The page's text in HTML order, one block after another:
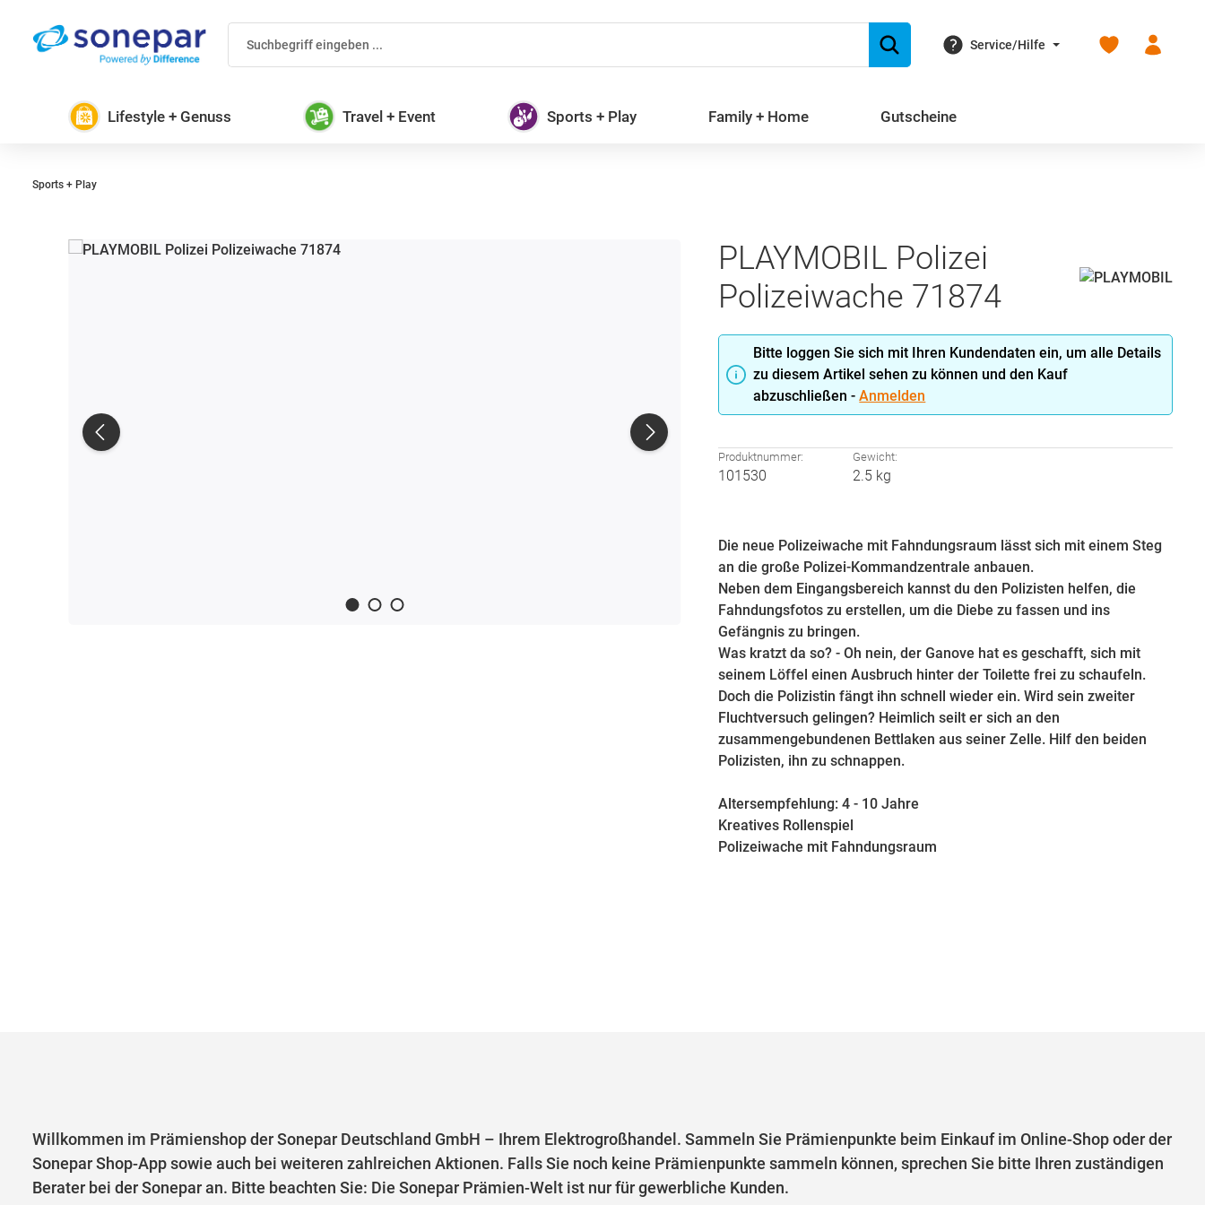
Hauptinhalt springen
Zur Suche springen
Zur Hauptnavigation springen
Service/Hilfe
Du hast 0
Lifestyle + Genuss Travel + Event Sports + Play Family + Home Gutscheine
Sports + Play
PLAYMOBIL Polizei
Polizeiwache 71874
Bitte loggen Sie sich mit Ihren Kundendaten ein, um alle Details
zu diesem Artikel sehen zu können und den Kauf
abzuschließen -Anmelden
Produktnummer:
101530
Gewicht:
2.5 kg
Die neue Polizeiwache mit Fahndungsraum lässt sich mit einem Steg
an die große Polizei-Kommandzentrale anbauen.
Neben dem Eingangsbereich kannst du den Polizisten helfen, die
Fahndungsfotos zu erstellen, um die Diebe zu fassen und ins
Gefängnis zu bringen.
Was kratzt da so? - Oh nein, der Ganove hat es geschafft, sich mit
seinem Löffel einen Ausbruch hinter der Toilette frei zu schaufeln.
Doch die Polizistin fängt ihn schnell wieder ein. Wird sein zweiter
Fluchtversuch gelingen? Heimlich seilt er sich an den
zusammengebundenen Bettlaken aus seiner Zelle. Hilf den beiden
Polizisten, ihn zu schnappen.
Altersempfehlung: 4 - 10 Jahre
Kreatives Rollenspiel
Polizeiwache mit Fahndungsraum
Willkommen im Prämienshop der Sonepar Deutschland GmbH – Ihrem Elektrogroßhandel. Sammeln Sie Prämienpunkte beim Einkauf im Online-Shop oder der
Sonepar Shop-App sowie auch bei weiteren zahlreichen Aktionen. Falls Sie noch keine Prämienpunkte sammeln können, sprechen Sie bitte Ihren zuständigen
Berater bei der Sonepar an. Bitte beachten Sie: Die Sonepar Prämien-Welt ist nur für gewerbliche Kunden.